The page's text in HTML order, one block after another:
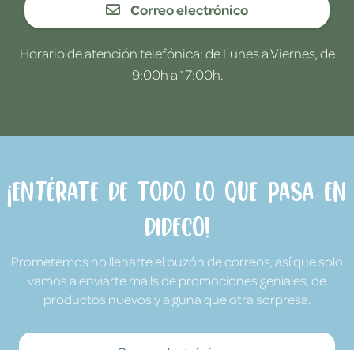
Correo electrónico
Horario de atención telefónica: de Lunes a Viernes, de
9:00h a 17:00h.
¡Entérate de todo lo que pasa en
Dideco!
Prometemos no llenarte el buzón de correos, así que solo
vamos a enviarte mails de promociones geniales, de
productos nuevos y alguna que otra sorpresa.